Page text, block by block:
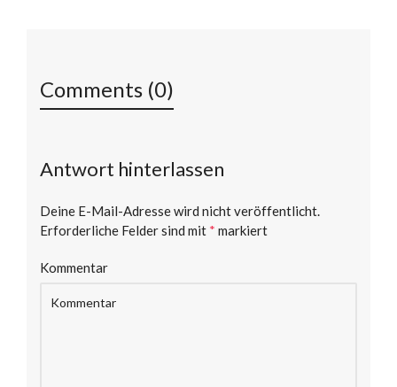
Comments (0)
Antwort hinterlassen
Deine E-Mail-Adresse wird nicht veröffentlicht.
Erforderliche Felder sind mit * markiert
Kommentar